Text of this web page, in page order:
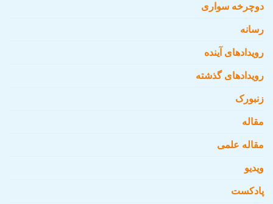
دوچرخه سواری
رسانه
رویدادهای آینده
رویدادهای گذشته
زنبورک
مقاله
مقاله علمی
ویدیو
پادکست